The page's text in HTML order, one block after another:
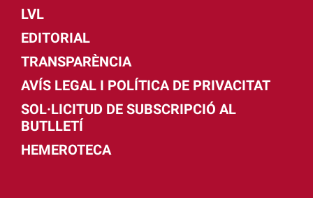
LVL
EDITORIAL
TRANSPARÈNCIA
AVÍS LEGAL I POLÍTICA DE PRIVACITAT
SOL·LICITUD DE SUBSCRIPCIÓ AL
BUTLLETÍ
HEMEROTECA